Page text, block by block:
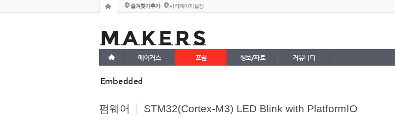
즐겨찾기추가 시작페이지설정
메이커스 포럼 정보/자료 커뮤니티
Embedded
펌웨어 STM32(Cortex-M3) LED Blink with PlatformIO